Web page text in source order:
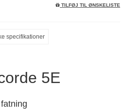
TILFØJ TIL ØNSKELISTE
specifikationer
5E